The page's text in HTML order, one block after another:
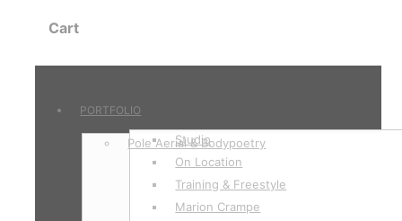
Cart
PORTFOLIO
Pole Aerial & Bodypoetry
Studio
On Location
Training & Freestyle
Marion Crampe